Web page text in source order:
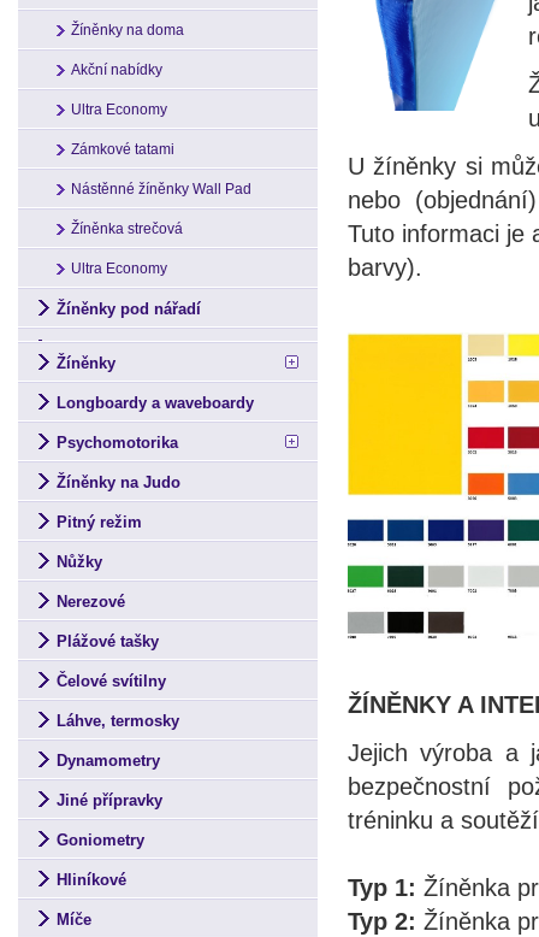
U žíněnky si
nebo
Tuto informaci je
barvy).
ŽÍNĚNKY A
Jejich výroba a
bezpečnostní
tréninku a
Typ 1: Žíněnka
Typ 2: Žíněnka
Žíněnky na doma
Akční nabídky
Ultra Economy
Zámkové tatami
Nástěnné žíněnky Wall Pad
Žíněnka strečová
Ultra Economy
Žíněnky pod nářadí
Žíněnky
Longboardy a waveboardy
Psychomotorika
Žíněnky na Judo
Pitný režim
Nůžky
Nerezové
Plážové tašky
Čelové svítilny
Láhve, termosky
Dynamometry
Jiné přípravky
Goniometry
Hliníkové
Míče